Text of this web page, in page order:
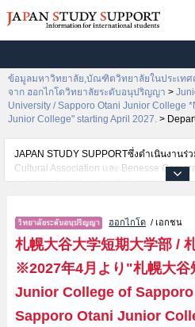
ข้อมูลมหาวิทยาลัย,บัณฑิตวิทยาลัยในประเท
จาก ฮอกไกโดวิทยาลัยระดับอนุปริญญา >
University / Sapporo Otani Junior College
Junior College" starting April 2027. >
JAPAN STUDY SUPPORTซึ่งดำเนินงานร่
Cultural Association และ Benesse
ระดับมหาวิทยาลัย・บัณฑิตวิทยาลัย・วิทย
Sapporo Otani Junior College *Name to
College" starting April 2027.,ข้อมูลจำเป็น
ของแต่ละคณะ,ข้อมูลการสอบคัดเลือกเข้าศึ
จำนวนคนที่ผ่านการสอบคัดเลือกเป็นต้น,แน
ฮอกไกโด / เอกชน
札幌大谷大学短期大学部 /
※2027年4月より"札幌大谷
Junior College of
Sapporo Otani Junior